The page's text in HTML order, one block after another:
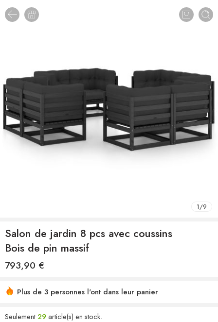
1/9
Salon de jardin 8 pcs avec coussins
Bois de pin massif
793,90 €
Plus de 3 personnes l'ont dans leur panier
Seulement29article(s) en stock.